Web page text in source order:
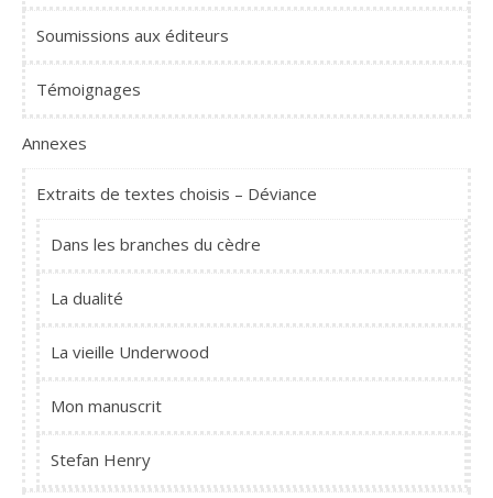
Soumissions aux éditeurs
Témoignages
Annexes
Extraits de textes choisis – Déviance
Dans les branches du cèdre
La dualité
La vieille Underwood
Mon manuscrit
Stefan Henry